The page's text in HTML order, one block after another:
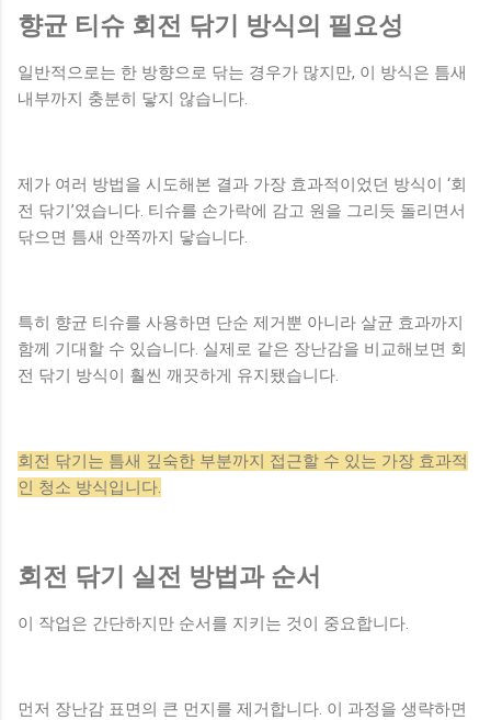
향균 티슈 회전 닦기 방식의 필요성
일반적으로는 한 방향으로 닦는 경우가 많지만, 이 방식은 틈새
내부까지 충분히 닿지 않습니다.
제가 여러 방법을 시도해본 결과 가장 효과적이었던 방식이 ‘회
전 닦기’였습니다. 티슈를 손가락에 감고 원을 그리듯 돌리면서
닦으면 틈새 안쪽까지 닿습니다.
특히 향균 티슈를 사용하면 단순 제거뿐 아니라 살균 효과까지
함께 기대할 수 있습니다. 실제로 같은 장난감을 비교해보면 회
전 닦기 방식이 훨씬 깨끗하게 유지됐습니다.
회전 닦기는 틈새 깊숙한 부분까지 접근할 수 있는 가장 효과적
인 청소 방식입니다.
회전 닦기 실전 방법과 순서
이 작업은 간단하지만 순서를 지키는 것이 중요합니다.
먼저 장난감 표면의 큰 먼지를 제거합니다. 이 과정을 생략하면